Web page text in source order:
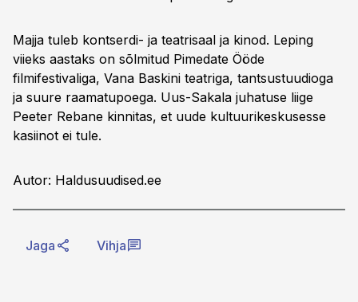
Majja tuleb kontserdi- ja teatrisaal ja kinod. Leping
viieks aastaks on sõlmitud Pimedate Ööde
filmifestivaliga, Vana Baskini teatriga, tantsustuudioga
ja suure raamatupoega. Uus-Sakala juhatuse liige
Peeter Rebane kinnitas, et uude kultuurikeskusesse
kasiinot ei tule.
Autor: Haldusuudised.ee
Jaga Vihja